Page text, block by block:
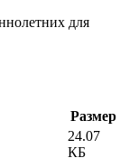
для
Размер
24.07
КБ